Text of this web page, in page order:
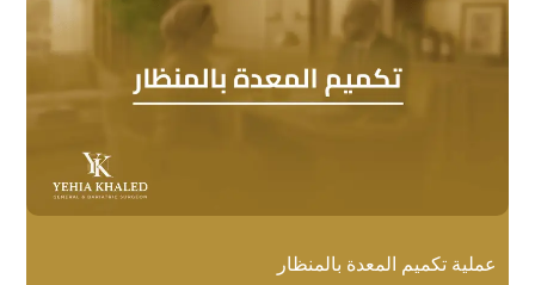
عملية تكميم المعدة بالمنظار